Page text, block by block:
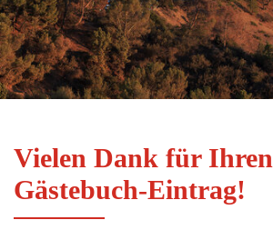
Vielen Dank für Ihren
Gästebuch-Eintrag!